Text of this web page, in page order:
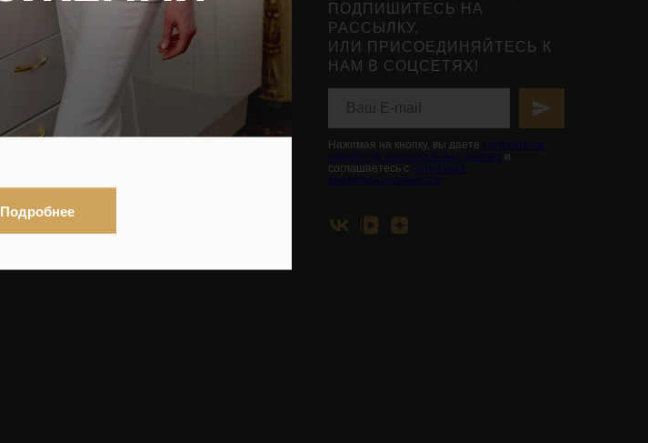
ИНФОРМАЦИЯ
Организационные документы
Контакты органов исполнительной
власти в сфере охраны здоровья
граждан
ПОДПИШИТЕСЬ НА
РАССЫЛКУ,
ИЛИ ПРИСОЕДИНЯЙТЕСЬ К
НАМ В СОЦСЕТЯХ!
Нажимая на кнопку, вы даете согласие на
обработку персональных данных и
соглашаетесь с политикой
конфиденциальности
Подробнее